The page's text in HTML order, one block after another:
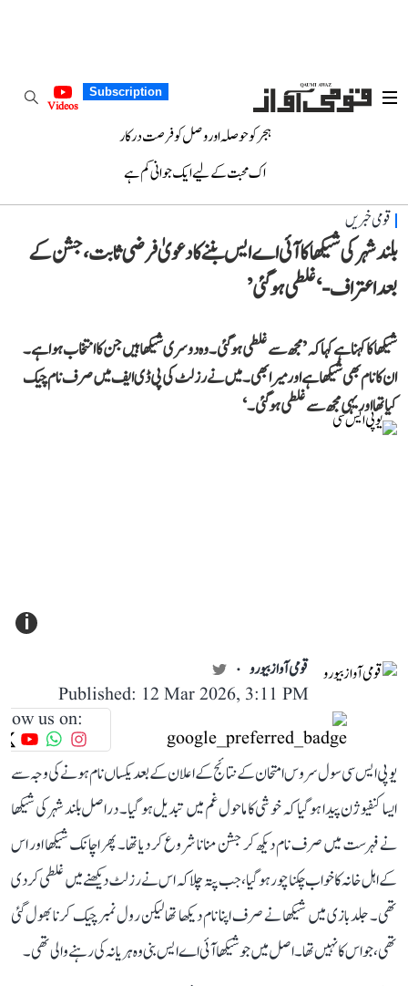
Subscription
Videos
ہجر کو حوصلہ اور وصل کو فرصت درکار
اک محبت کے لیے ایک جوانی کم ہے
قومی خبریں
بلند شہر کی شیکھا کا آئی اے ایس بننے کا دعویٰ فرضی ثابت، جشن کے
بعد اعتراف- ‘غلطی ہو گئی’
شیکھا کا کہنا ہے کہا کہ ’مجھ سے غلطی ہو گئی۔ وہ دوسری شیکھا ہیں جن کا انتخاب ہوا ہے۔
ان کا نام بھی شیکھا ہے اور میرا بھی۔ میں نے رزلٹ کی پی ڈی ایف میں صرف نام چیک
کیا تھا اور یہی مجھ سے غلطی ہو گئی۔‘
i
قومی آواز بیورو
Published: 12 Mar 2026, 3:11 PM
us on:
یو پی ایس سی سول سروس امتحان کے نتائج کے اعلان کے بعد یکساں نام ہونے کی وجہ سے
ایسا کنفیوژن پیدا ہو گیا کہ خوشی کا ماحول غم میں تبدیل ہو گیا۔ دراصل بلند شہر کی شیکھا
نے فہرست میں صرف نام دیکھ کر جشن منانا شروع کر دیا تھا۔ پھر اچانک شیکھا اور اس
کے اہل خانہ کا خواب چکنا چور ہو گیا، جب پتہ چلا کہ اس نے رزلٹ دیکھنے میں غلطی کر دی
تھی۔ جلدبازی میں شیکھا نے صرف اپنا نام دیکھا تھا لیکن رول نمبر چیک کرنا بھول گئی
تھی، جو اس کا نہیں تھا۔ اصل میں جو شیکھا آئی اے ایس بنی وہ ہریانہ کی رہنے والی تھی۔